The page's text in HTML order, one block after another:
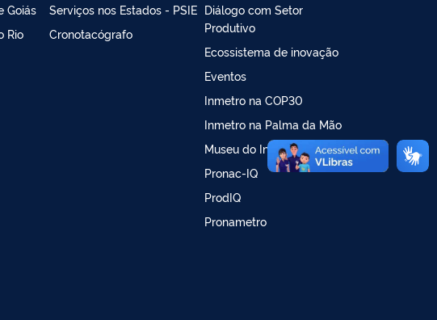
Goiás
Rio
Serviços nos Estados - PSIE
Cronotacógrafo
Diálogo com Setor
Produtivo
Ecossistema de inovação
Eventos
Inmetro na COP30
Inmetro na Palma da Mão
Museu do Inmetro
Pronac-IQ
ProdIQ
Pronametro